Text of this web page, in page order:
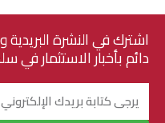
اشترك في النشرة
دائم بأخبار الاستثمار في
الإلكتروني